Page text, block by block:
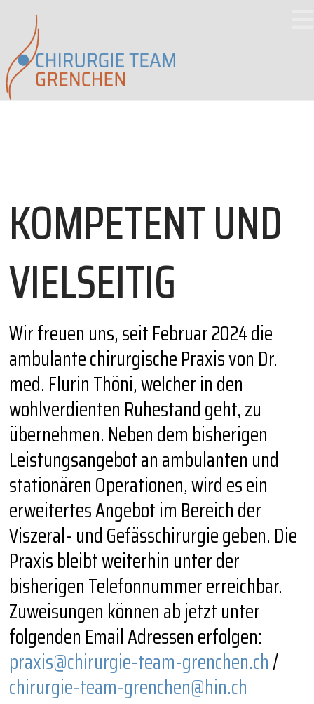
KOMPETENT UND
VIELSEITIG
Wir freuen uns, seit Februar 2024 die
ambulante chirurgische Praxis von Dr.
med. Flurin Thöni, welcher in den
wohlverdienten Ruhestand geht, zu
übernehmen. Neben dem bisherigen
Leistungsangebot an ambulanten und
stationären Operationen, wird es ein
erweitertes Angebot im Bereich der
Viszeral- und Gefässchirurgie geben. Die
Praxis bleibt weiterhin unter der
bisherigen Telefonnummer erreichbar.
Zuweisungen können ab jetzt unter
folgenden Email Adressen erfolgen:
praxis@chirurgie-team-grenchen.ch/
chirurgie-team-grenchen@hin.ch